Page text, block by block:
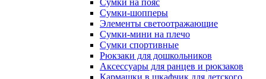
Сумки на пояс
Сумки-шопперы
Элементы светоотражающие
Сумки-мини на плечо
Сумки спортивные
Рюкзаки для дошкольников
Аксессуары для ранцев и рюкзаков
Кармашки в шкафчик для детского